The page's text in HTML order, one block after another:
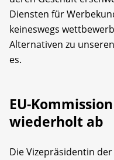
Diensten für
keineswegs
Alternativen zu
es.
EU-
wiederholt ab
Die Vizepräsidentin